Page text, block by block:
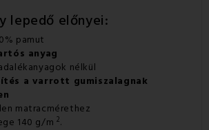
lepedő előnyei:
pamut
anyag
nélkül
a varrott gumiszalagnak
matracmérethez
140 g/m 2.